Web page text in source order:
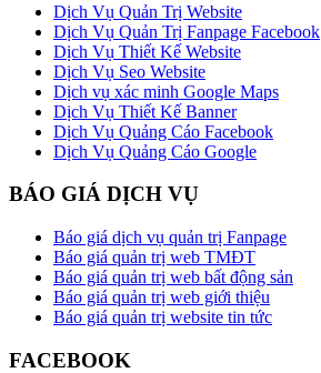
Dịch Vụ Quản Trị Website
Dịch Vụ Quản Trị Fanpage Facebook
Dịch Vụ Thiết Kế Website
Dịch Vụ Seo Website
Dịch vụ xác minh Google Maps
Dịch Vụ Thiết Kế Banner
Dịch Vụ Quảng Cáo Facebook
Dịch Vụ Quảng Cáo Google
BÁO GIÁ DỊCH VỤ
Báo giá dịch vụ quản trị Fanpage
Báo giá quản trị web TMĐT
Báo giá quản trị web bất động sản
Báo giá quản trị web giới thiệu
Báo giá quản trị website tin tức
FACEBOOK